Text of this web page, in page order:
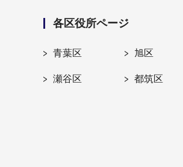
各区役所ページ
青葉区 旭区
瀬谷区 都筑区